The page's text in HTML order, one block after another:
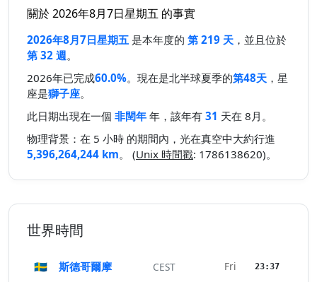
關於 2026年8月7日星期五 的事實
2026年8月7日星期五 是本年度的 第 219 天 ，並且位於
第 32 週。
2026年已完成60.0%。現在是北半球夏季的第48天 ，星
座是獅子座。
此日期出現在一個 非閏年 年，該年有 31 天在 8月。
物理背景：在 5 小時 的期間內，光在真空中大約行進
5,396,264,244 km。 (Unix 時間戳: 1786138620)。
世界時間
🇸🇪 斯德哥爾摩 CEST Fri 23:37